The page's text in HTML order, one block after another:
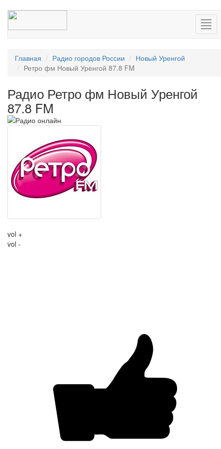
Главная Радио городов России
Новый Уренгой
Ретро фм Новый Уренгой 87.8 FM
Радио Ретро фм Новый Уренгой
87.8 FM
vol +
vol -